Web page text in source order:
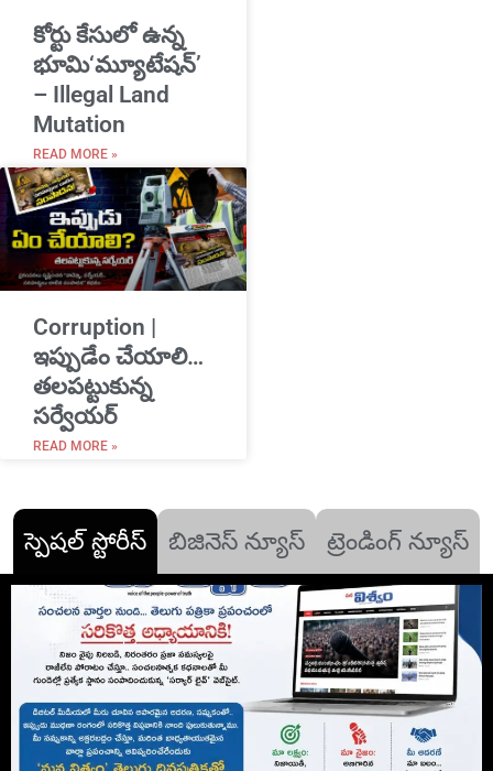
​కోర్టు కేసులో ఉన్న
భూమి‘మ్యూటేషన్’
– Illegal Land
Mutation
READ MORE »
Corruption |
ఇప్పుడేం చేయాలి…
తలపట్టుకున్న
సర్వేయర్
READ MORE »
స్పెషల్ స్టోరీస్ బిజినెస్ న్యూస్ ట్రెండింగ్ న్యూస్